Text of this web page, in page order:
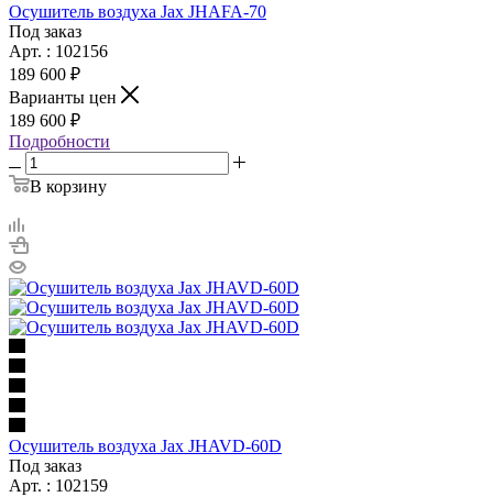
Осушитель воздуха Jax JHAFA-70
Под заказ
Арт. : 102156
189 600 ₽
Варианты цен
189 600 ₽
Подробности
В корзину
Осушитель воздуха Jax JHAVD-60D
Под заказ
Арт. : 102159